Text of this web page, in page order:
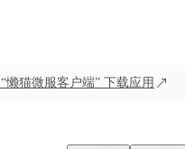
“懒猫微服客户端” 下载应用